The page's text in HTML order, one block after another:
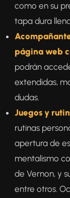
como en su
tapa dura
página web
podrán
extendidas,
dudas.
Juegos y
rutinas
apertura de
mentalismo
de Vernon, y
entre otros.